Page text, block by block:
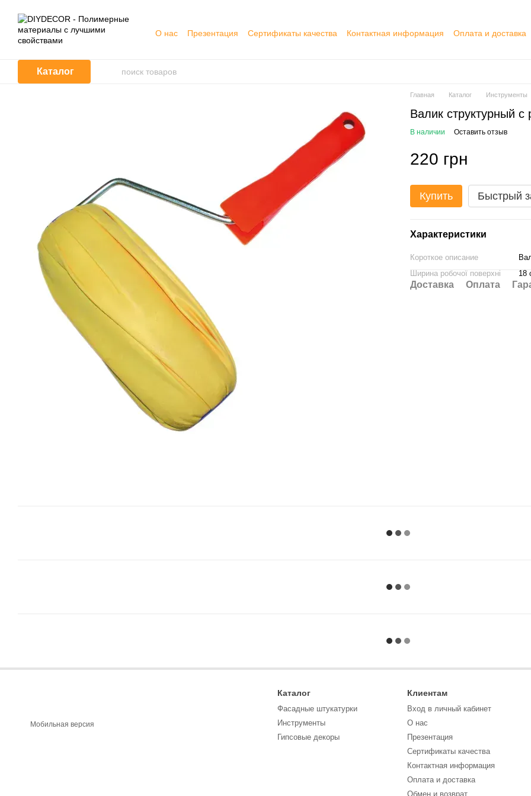
О нас Презентация Сертификаты качества Контактная информация
Оплата и доставка
Каталог
Главная Каталог Инструменты
Валик структурный
В наличии Оставить отзыв
220 грн
Купить Быстрый
Характеристики
Короткое описание
Ширина робочої поверхні
18
Доставка Оплата
Мобильная версия
Каталог
Фасадные штукатурки
Инструменты
Гипсовые декоры
Клиентам
Вход в личный кабинет
О нас
Презентация
Сертификаты качества
Контактная информация
Оплата и доставка
Обмен и возврат